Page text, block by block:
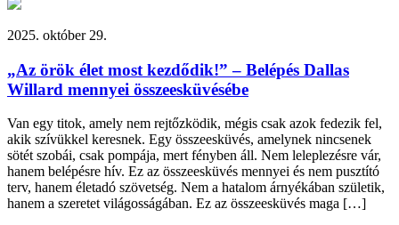
2025. október 29.
„Az örök élet most kezdődik!” – Belépés Dallas
Willard mennyei összeesküvésébe
Van egy titok, amely nem rejtőzködik, mégis csak azok fedezik fel,
akik szívükkel keresnek. Egy összeesküvés, amelynek nincsenek
sötét szobái, csak pompája, mert fényben áll. Nem leleplezésre vár,
hanem belépésre hív. Ez az összeesküvés mennyei és nem pusztító
terv, hanem életadó szövetség. Nem a hatalom árnyékában születik,
hanem a szeretet világosságában. Ez az összeesküvés maga […]